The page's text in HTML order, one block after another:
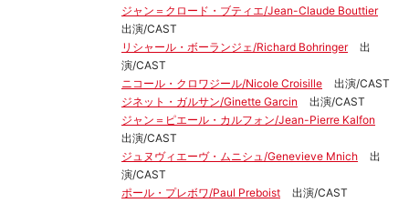
ジャン＝クロード・ブティエ/Jean-Claude Bouttier
出演/CAST
リシャール・ボーランジェ/Richard Bohringer
出
演/CAST
ニコール・クロワジール/Nicole Croisille
出演/CAST
ジネット・ガルサン/Ginette Garcin
出演/CAST
ジャン＝ピエール・カルフォン/Jean-Pierre Kalfon
出演/CAST
ジュヌヴィエーヴ・ムニシュ/Genevieve Mnich
出
演/CAST
ポール・プレボワ/Paul Preboist
出演/CAST